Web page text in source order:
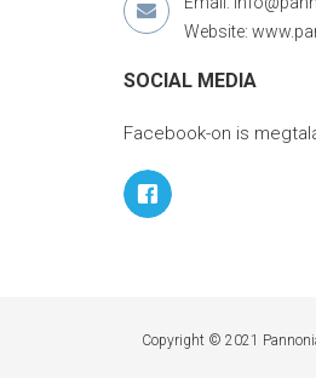
Website:
SOCIAL MEDIA
Facebook-on is
Copyright © 2021